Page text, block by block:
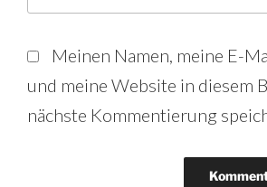
Meinen Namen, meine E-
und meine Website in diesem
nächste Kommentierung